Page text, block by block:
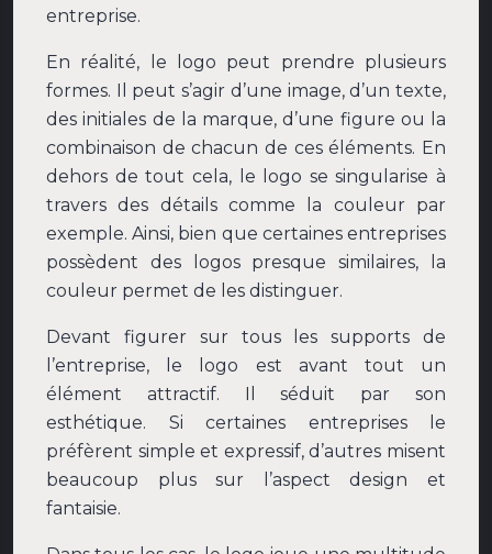
entreprise.
En réalité, le logo peut prendre plusieurs
formes. Il peut s’agir d’une image, d’un texte,
des initiales de la marque, d’une figure ou la
combinaison de chacun de ces éléments. En
dehors de tout cela, le logo se singularise à
travers des détails comme la couleur par
exemple. Ainsi, bien que certaines entreprises
possèdent des logos presque similaires, la
couleur permet de les distinguer.
Devant figurer sur tous les supports de
l’entreprise, le logo est avant tout un
élément attractif. Il séduit par son
esthétique. Si certaines entreprises le
préfèrent simple et expressif, d’autres misent
beaucoup plus sur l’aspect design et
fantaisie.